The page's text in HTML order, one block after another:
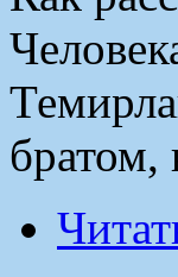
братом,